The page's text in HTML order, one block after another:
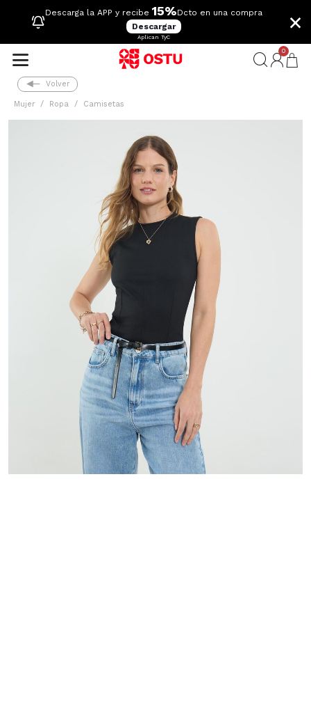
Descarga la APP y recibe 15%Dcto en una compra
Descargar
Aplican TyC
×
0
Volver
Mujer Ropa Camisetas